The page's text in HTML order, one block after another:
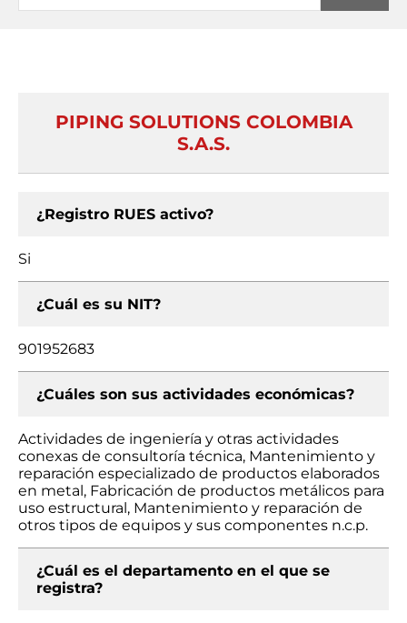
PIPING SOLUTIONS COLOMBIA
S.A.S.
¿Registro RUES activo?
Si
¿Cuál es su NIT?
901952683
¿Cuáles son sus actividades económicas?
Actividades de ingeniería y otras actividades
conexas de consultoría técnica, Mantenimiento y
reparación especializado de productos elaborados
en metal, Fabricación de productos metálicos para
uso estructural, Mantenimiento y reparación de
otros tipos de equipos y sus componentes n.c.p.
¿Cuál es el departamento en el que se
registra?